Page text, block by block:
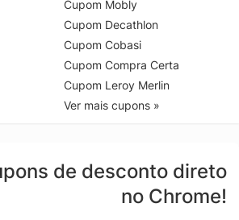
Cupom Mobly
Cupom Decathlon
Cupom Cobasi
Cupom Compra Certa
Cupom Leroy Merlin
Ver mais cupons »
de desconto direto
no Chrome!